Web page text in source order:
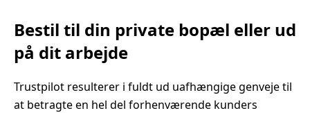
Bestil til din private bopæl eller ud
på dit arbejde
Trustpilot resulterer i fuldt ud uafhængige genveje til
at betragte en hel del forhenværende kunders